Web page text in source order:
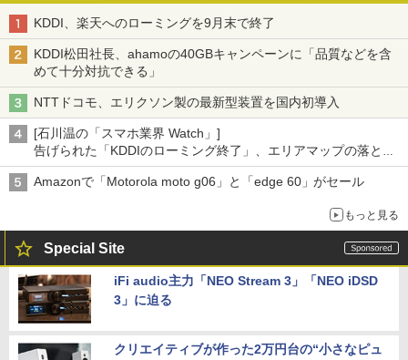
KDDI、楽天へのローミングを9月末で終了
KDDI松田社長、ahamoの40GBキャンペーンに「品質などを含
めて十分対抗できる」
NTTドコモ、エリクソン製の最新型装置を国内初導入
[石川温の「スマホ業界 Watch」]
告げられた「KDDIのローミング終了」、エリアマップの落とし
穴と楽天モバイルの課題
Amazonで「Motorola moto g06」と「edge 60」がセール
もっと見る
Special Site
iFi audio主力「NEO Stream 3」「NEO iDSD
3」に迫る
クリエイティブが作った2万円台の“小さなピュ